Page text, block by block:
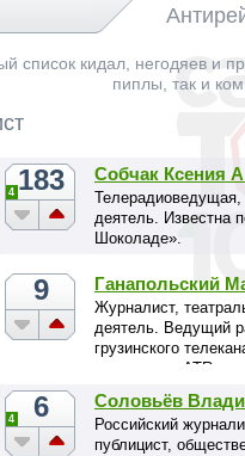
список кидал, негодяев и
пиплы, так и
183
4
Собчак Ксения
Телерадиоведущая,
деятель. Известна
Шоколаде».
9 Ганапольский
Журналист,
деятель. Ведущий
грузинского
телеканала ATR,
6
4
Соловьёв
Российский
публицист,